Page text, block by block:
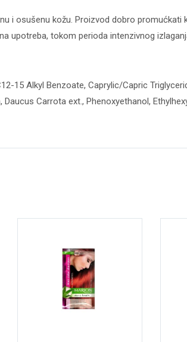
i osušenu kožu. Proizvod dobro
upotreba, tokom perioda intenzivnog
15 Alkyl Benzoate, Caprylic/Capric
Carrota ext., Phenoxyethanol,